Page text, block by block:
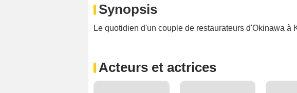
Synopsis
Le quotidien d'un couple de restaurateurs d'Okinawa à
Acteurs et actrices